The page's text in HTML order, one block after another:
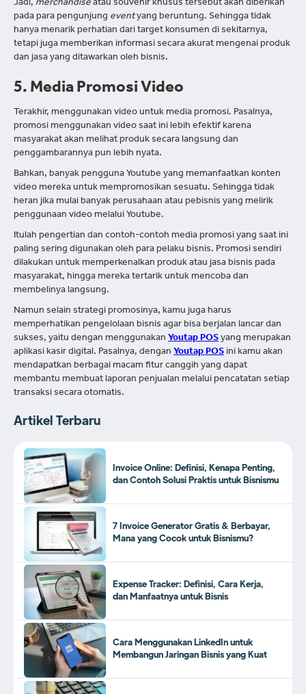
Jadi, merchandise atau souvenir khusus tersebut akan diberikan
pada para pengunjung eventyang beruntung. Sehingga tidak
hanya menarik perhatian dari target konsumen di sekitarnya,
tetapi juga memberikan informasi secara akurat mengenai produk
dan jasa yang ditawarkan oleh bisnis.
5. Media Promosi Video
Terakhir, menggunakan video untuk media promosi. Pasalnya,
promosi menggunakan video saat ini lebih efektif karena
masyarakat akan melihat produk secara langsung dan
penggambarannya pun lebih nyata.
Bahkan, banyak pengguna Youtube yang memanfaatkan konten
video mereka untuk mempromosikan sesuatu. Sehingga tidak
heran jika mulai banyak perusahaan atau pebisnis yang melirik
penggunaan video melalui Youtube.
Itulah pengertian dan contoh-contoh media promosi yang saat ini
paling sering digunakan oleh para pelaku bisnis. Promosi sendiri
dilakukan untuk memperkenalkan produk atau jasa bisnis pada
masyarakat, hingga mereka tertarik untuk mencoba dan
membelinya langsung.
Namun selain strategi promosinya, kamu juga harus
memperhatikan pengelolaan bisnis agar bisa berjalan lancar dan
sukses, yaitu dengan menggunakan Youtap POS yang merupakan
aplikasi kasir digital. Pasalnya, dengan Youtap POS ini kamu akan
mendapatkan berbagai macam fitur canggih yang dapat
membantu membuat laporan penjualan melalui pencatatan setiap
transaksi secara otomatis.
Artikel Terbaru
Invoice Online: Definisi, Kenapa Penting,
dan Contoh Solusi Praktis untuk Bisnismu
7 Invoice Generator Gratis & Berbayar,
Mana yang Cocok untuk Bisnismu?
Expense Tracker: Definisi, Cara Kerja,
dan Manfaatnya untuk Bisnis
Cara Menggunakan LinkedIn untuk
Membangun Jaringan Bisnis yang Kuat